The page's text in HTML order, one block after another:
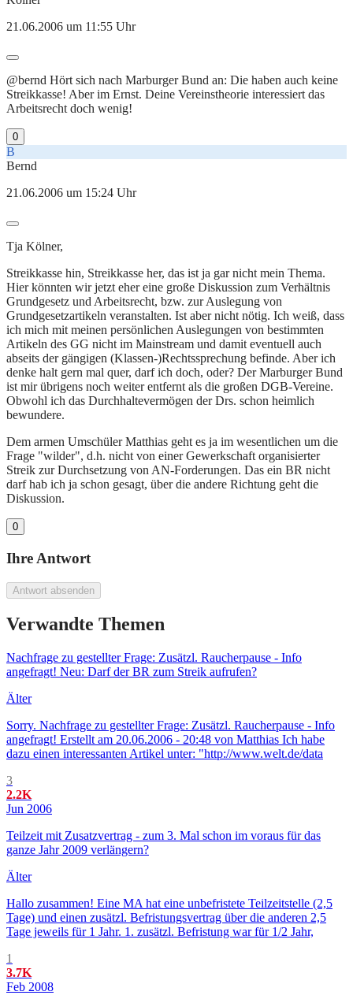
21.06.2006 um 11:55 Uhr
@bernd Hört sich nach Marburger Bund an: Die haben auch keine
Streikkasse! Aber im Ernst. Deine Vereinstheorie interessiert das
Arbeitsrecht doch wenig!
0
B
Bernd
21.06.2006 um 15:24 Uhr
Tja Kölner,
Streikkasse hin, Streikkasse her, das ist ja gar nicht mein Thema.
Hier könnten wir jetzt eher eine große Diskussion zum Verhältnis
Grundgesetz und Arbeitsrecht, bzw. zur Auslegung von
Grundgesetzartikeln veranstalten. Ist aber nicht nötig. Ich weiß, dass
ich mich mit meinen persönlichen Auslegungen von bestimmten
Artikeln des GG nicht im Mainstream und damit eventuell auch
abseits der gängigen (Klassen-)Rechtssprechung befinde. Aber ich
denke halt gern mal quer, darf ich doch, oder? Der Marburger Bund
ist mir übrigens noch weiter entfernt als die großen DGB-Vereine.
Obwohl ich das Durchhaltevermögen der Drs. schon heimlich
bewundere.
Dem armen Umschüler Matthias geht es ja im wesentlichen um die
Frage "wilder", d.h. nicht von einer Gewerkschaft organisierter
Streik zur Durchsetzung von AN-Forderungen. Das ein BR nicht
darf hab ich ja schon gesagt, über die andere Richtung geht die
Diskussion.
0
Ihre Antwort
Antwort absenden
Verwandte Themen
Nachfrage zu gestellter Frage: Zusätzl. Raucherpause - Info
angefragt! Neu: Darf der BR zum Streik aufrufen?
Älter
Sorry. Nachfrage zu gestellter Frage: Zusätzl. Raucherpause - Info
angefragt! Erstellt am 20.06.2006 - 20:48 von Matthias Ich habe
dazu einen interessanten Artikel unter: "http://www.welt.de/data
3
2.2K
Jun 2006
Teilzeit mit Zusatzvertrag - zum 3. Mal schon im voraus für das
ganze Jahr 2009 verlängern?
Älter
Hallo zusammen! Eine MA hat eine unbefristete Teilzeitstelle (2,5
Tage) und einen zusätzl. Befristungsvertrag über die anderen 2,5
Tage jeweils für 1 Jahr. 1. zusätzl. Befristung war für 1/2 Jahr,
1
3.7K
Feb 2008